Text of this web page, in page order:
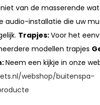
van de masserende
audio-installatie die uw
Trapjes:Voor het
modellen trapjes
Neem een kijkje in onze
webshop/buitenspa-